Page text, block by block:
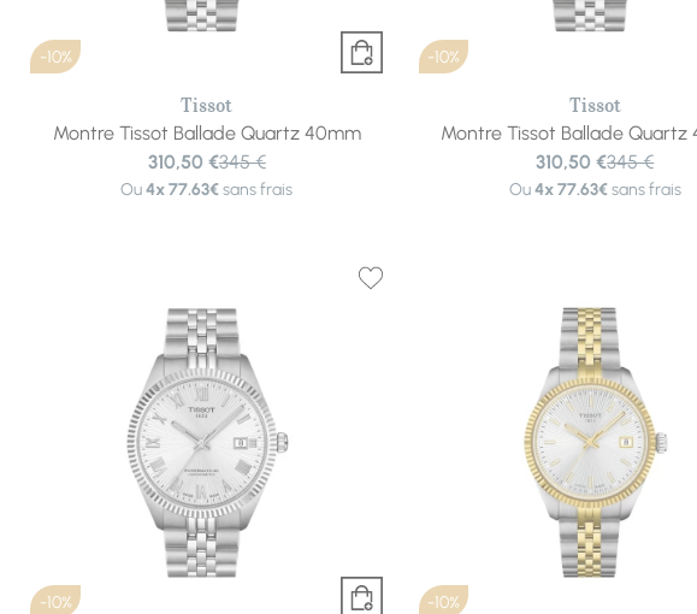
-10%
Tissot
Montre Tissot Ballade Quartz 40mm
310,50 €345 €
Ou4x 77.63€sans frais
-10%
Tissot
Montre Tissot Ballade Quartz
310,50 €345 €
Ou4x 77.63€sans frais
-10% -10%